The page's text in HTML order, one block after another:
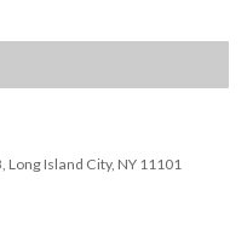
Island City, NY 11101